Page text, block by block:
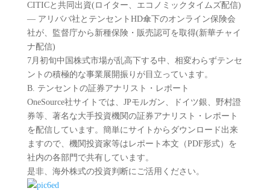
CITICと共同出資(ロイター、エコノミックタイムズ配信)
― アリババ社とテンセントHD傘下のオンライン保険会
社が、監督庁から新種保険・販売認可を取得(新華チャイ
ナ配信)
7月初旬中国株式市場が乱高下する中、相変わらずテンセ
ントの積極的な事業展開振りが目立っています。
B. テンセントの証券アナリスト・レポート
OneSource社サイトでは、JPモルガン、ドイツ銀、野村證
券等、著名な大手投資機関の証券アナリスト・レポート
を配信しています。簡単にサイトからダウンロード出来
ますので、機関投資家等はレポート本文（PDF形式）を
社内の各部門で共有しています。
是非、海外株式の投資判断にご活用ください。